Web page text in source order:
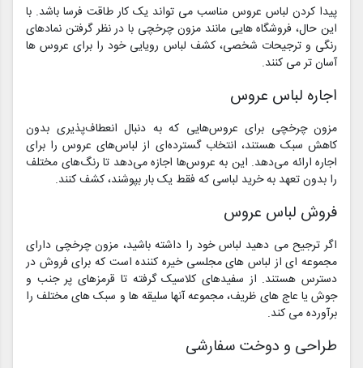
پیدا کردن لباس عروس مناسب می تواند یک کار طاقت فرسا باشد. با
این حال، فروشگاه هایی مانند مزون چرخچی با در نظر گرفتن نمادهای
رنگی و ترجیحات شخصی، کشف لباس رویایی خود را برای عروس ها
آسان تر می کنند.
اجاره لباس عروس
مزون چرخچی برای عروس‌هایی که به دنبال انعطاف‌پذیری بدون
کاهش سبک هستند، انتخاب گسترده‌ای از لباس‌های عروس را برای
اجاره ارائه می‌دهد. این به عروس‌ها اجازه می‌دهد تا رنگ‌های مختلف
را بدون تعهد به خرید لباسی که فقط یک بار بپوشند، کشف کنند.
فروش لباس عروس
اگر ترجیح می دهید لباس خود را داشته باشید، مزون چرخچی دارای
مجموعه ای از لباس های مجلسی خیره کننده است که برای فروش در
دسترس هستند. از سفیدهای کلاسیک گرفته تا قرمزهای پر جنب و
جوش یا عاج های ظریف، مجموعه آنها سلیقه ها و سبک های مختلف را
برآورده می کند.
طراحی و دوخت سفارشی